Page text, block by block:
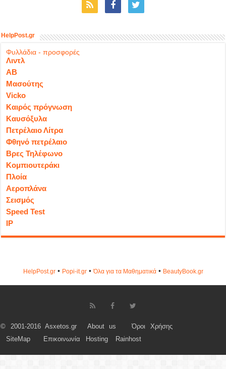
HelpPost.gr
Φυλλάδια - προσφορές
Λιντλ
ΑΒ
Μασούτης
Vicko
Καιρός πρόγνωση
Καυσόξυλα
Πετρέλαιο Λίτρα
Φθηνό πετρέλαιο
Βρες Τηλέφωνο
Κομπιουτεράκι
Πλοία
Αεροπλάνα
Σεισμός
Speed Test
IP
HelpPost.gr• Popi-it.gr•Όλα για τα Μαθηματικά• ΒeautyΒook.gr
© 2001-2016 Asxetos.gr About us
Όροι Χρήσης
SiteMap
Επικοινωνία Hosting Rainhost